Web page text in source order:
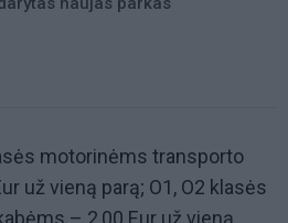
motorinėms transporto
už vieną parą; O1, O2 klasės